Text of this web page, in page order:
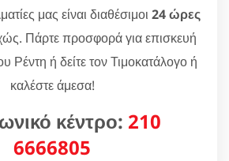
μας είναι διαθέσιμοι 24 ώρες
Πάρτε προσφορά για επισκευή
Ρέντη ή δείτε τον Τιμοκατάλογο ή
καλέστε άμεσα!
κέντρο: 210
6666805